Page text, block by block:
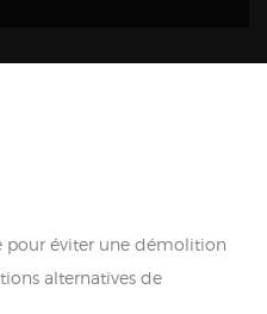
pour éviter une démolition
alternatives de